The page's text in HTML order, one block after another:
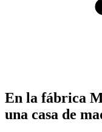
En la fábrica
una casa de